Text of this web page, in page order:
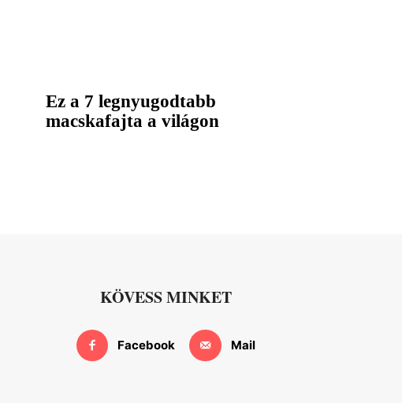
Ez a 7 legnyugodtabb
macskafajta a világon
KÖVESS MINKET
Facebook Mail